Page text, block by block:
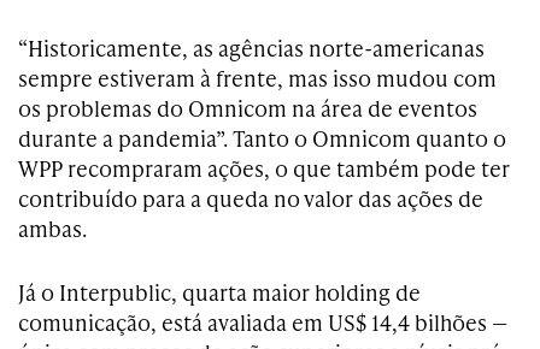
“Historicamente, as agências norte-americanas
sempre estiveram à frente, mas isso mudou com
os problemas do Omnicom na área de eventos
durante a pandemia”. Tanto o Omnicom quanto o
WPP recompraram ações, o que também pode ter
contribuído para a queda no valor das ações de
ambas.
Já o Interpublic, quarta maior holding de
comunicação, está avaliada em US$ 14,4 bilhões —